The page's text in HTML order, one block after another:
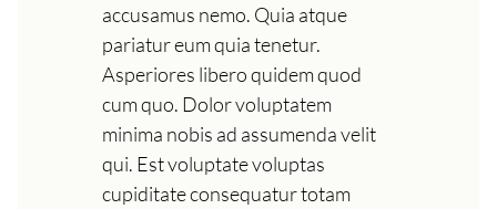
accusamus nemo. Quia atque
pariatur eum quia tenetur.
Asperiores libero quidem quod
cum quo. Dolor voluptatem
minima nobis ad assumenda velit
qui. Est voluptate voluptas
cupiditate consequatur totam